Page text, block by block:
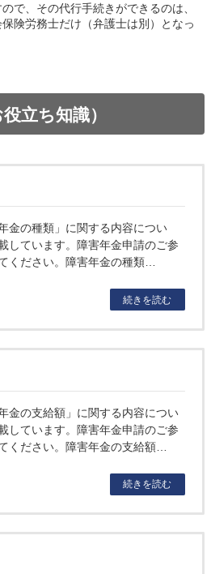
で、その代行手続きができるのは、
険労務士だけ（弁護士は別）となっ
立ち知識）
年金の種類」に関する内容につい
しています。障害年金申請のご参
ください。障害年金の種類…
続きを読む
年金の支給額」に関する内容につい
しています。障害年金申請のご参
ください。障害年金の支給額…
続きを読む